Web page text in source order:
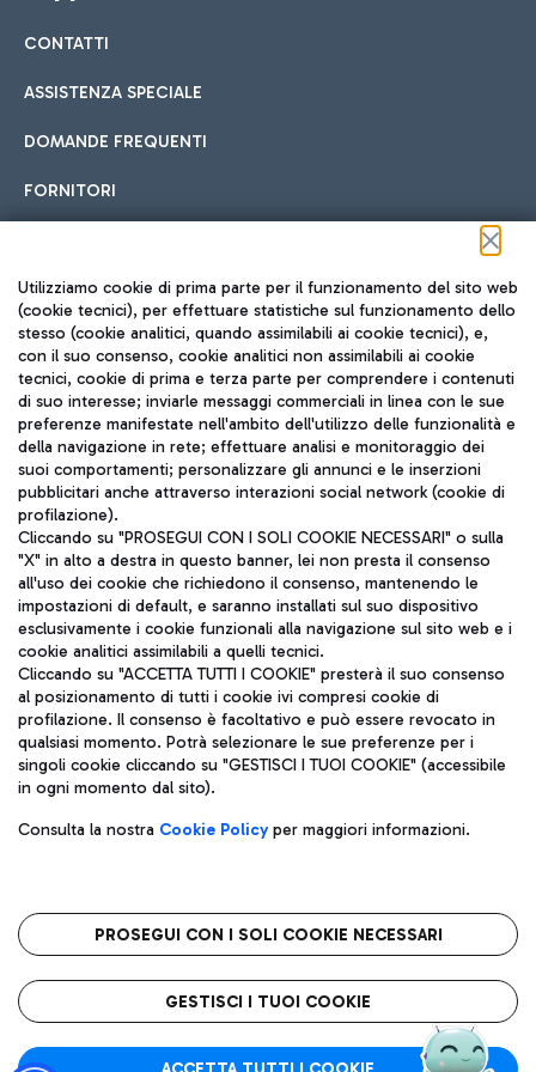
Cucina Internazionale
Fast Food
Pizza
Gelateria
Wine Bar & Sparkling
Hotel in aeroporto
Scegli l'alloggio più adatto e approfitta della vicinanza
all'aeroporto.
Car sharing
Con il Car Sharing è ancora più facile spostarsi
Treno
Raggiungi velocemente l'aeroporto di Fiumicino da Roma
tramite i servizi ferroviari Trenitalia.
Autobus
Scopri le linee di autobus per raggiungere l'aeroporto
Leonardo Da Vinci.
Raggiungi l’aeroporto senza pensieri con il servizio di taxi a
Ristoranti
Scopri la nostra offerta per una pausa gustosa in aeroporto
Mappa Aeroporto Fiumicino
CONTATTI
ASSISTENZA SPECIALE
DOMANDE FREQUENTI
FORNITORI
Seguici sui social
TRAVEL JOURNAL
ITA
Aeroporti di Roma S.p.A. - Società soggetta a direzione e
coordinamento di Mundys S.p.A.
Codice fiscale e Registro delle Imprese di Roma 13032990155 P.
IVA 06572251004
Capitale sociale 62.224.743,00 int. vers.
Sede legale: Via Pier Paolo Racchetti 1 - 00054 Fiumicino (RM)
telefono +39 06 65951
Privacy policy
Note legali
Roma FCO
L'aeroporto stellato
Utilizziamo cookie di prima parte per il funzionamento del sito web
(cookie tecnici), per effettuare statistiche sul funzionamento dello
stesso (cookie analitici, quando assimilabili ai cookie tecnici), e,
con il suo consenso, cookie analitici non assimilabili ai cookie
tecnici, cookie di prima e terza parte per comprendere i contenuti
di suo interesse; inviarle messaggi commerciali in linea con le sue
preferenze manifestate nell'ambito dell'utilizzo delle funzionalità e
della navigazione in rete; effettuare analisi e monitoraggio dei
suoi comportamenti; personalizzare gli annunci e le inserzioni
pubblicitari anche attraverso interazioni social network (cookie di
profilazione).
Cliccando su "PROSEGUI CON I SOLI COOKIE NECESSARI" o sulla
"X" in alto a destra in questo banner, lei non presta il consenso
all'uso dei cookie che richiedono il consenso, mantenendo le
impostazioni di default, e saranno installati sul suo dispositivo
esclusivamente i cookie funzionali alla navigazione sul sito web e i
cookie analitici assimilabili a quelli tecnici.
Cliccando su "ACCETTA TUTTI I COOKIE" presterà il suo consenso
al posizionamento di tutti i cookie ivi compresi cookie di
profilazione. Il consenso è facoltativo e può essere revocato in
qualsiasi momento. Potrà selezionare le sue preferenze per i
singoli cookie cliccando su "GESTISCI I TUOI COOKIE" (accessibile
in ogni momento dal sito).
Consulta la nostra Cookie Policyper maggiori informazioni.
PROSEGUI CON I SOLI COOKIE NECESSARI
GESTISCI I TUOI COOKIE